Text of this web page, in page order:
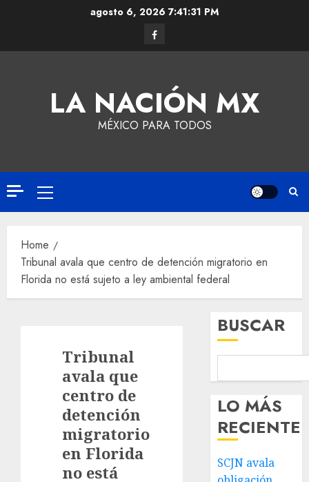
agosto 6, 2026 7:41:31 PM
LA NACIÓN MX
MÉXICO PARA TODOS
Home
Tribunal avala que centro de detención migratorio en
Florida no está sujeto a ley ambiental federal
Tribunal
avala que
centro de
detención
migratorio
en Florida
no está
BUSCAR
LO MÁS
RECIENTE
SCJN avala